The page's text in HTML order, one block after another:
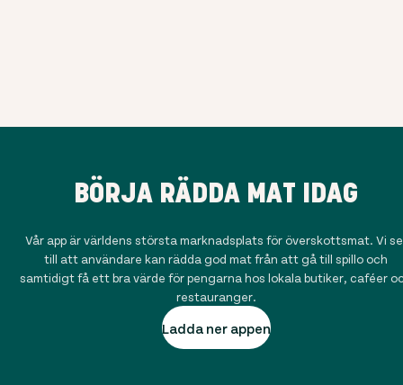
BÖRJA RÄDDA MAT IDAG
Vår app är världens största marknadsplats för överskottsmat. Vi
till att användare kan rädda god mat från att gå till spillo och
samtidigt få ett bra värde för pengarna hos lokala butiker, caféer
restauranger.
Ladda ner appen